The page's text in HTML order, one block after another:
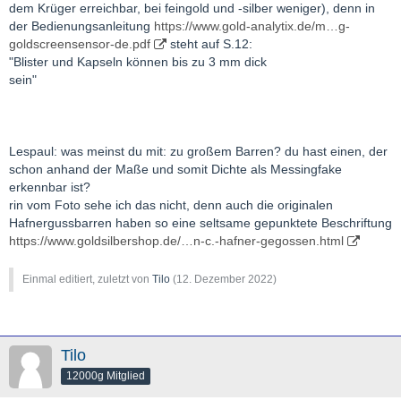
dem Krüger erreichbar, bei feingold und -silber weniger), denn in
der Bedienungsanleitung https://www.gold-analytix.de/m…g-
goldscreensensor-de.pdf
steht auf S.12:
"Blister und Kapseln können bis zu 3 mm dick
sein"
Lespaul: was meinst du mit: zu großem Barren? du hast einen, der
schon anhand der Maße und somit Dichte als Messingfake
erkennbar ist?
rin vom Foto sehe ich das nicht, denn auch die originalen
Hafnergussbarren haben so eine seltsame gepunktete Beschriftung
https://www.goldsilbershop.de/…n-c.-hafner-gegossen.html
Einmal editiert, zuletzt von Tilo (12. Dezember 2022)
Tilo
12000g Mitglied